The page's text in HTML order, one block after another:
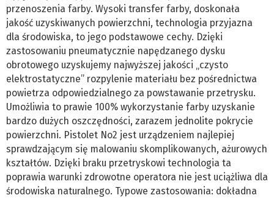
przenoszenia farby. Wysoki transfer farby, doskonała
jakość uzyskiwanych powierzchni, technologia przyjazna
dla środowiska, to jego podstawowe cechy. Dzięki
zastosowaniu pneumatycznie napędzanego dysku
obrotowego uzyskujemy najwyższej jakości „czysto
elektrostatyczne” rozpylenie materiału bez pośrednictwa
powietrza odpowiedzialnego za powstawanie przetrysku.
Umożliwia to prawie 100% wykorzystanie farby uzyskanie
bardzo dużych oszczędności, zarazem jednolite pokrycie
powierzchni. Pistolet No2 jest urządzeniem najlepiej
sprawdzającym się malowaniu skomplikowanych, ażurowych
kształtów. Dzięki braku przetryskowi technologia ta
poprawia warunki zdrowotne operatora nie jest uciążliwa dla
środowiska naturalnego. Typowe zastosowania: dokładna